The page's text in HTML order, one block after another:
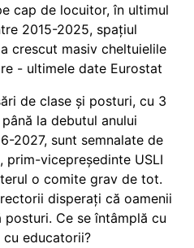
cap de locuitor, în ultimul
2015-2025, spațiul
crescut masiv cheltuielile
- ultimele date Eurostat
de clase și posturi, cu 3
la debutul anului
2027, sunt semnalate de
prim-vicepreședinte USLI
o comite grav de tot.
disperați că oamenii
posturi. Ce se întâmplă cu
educatorii?